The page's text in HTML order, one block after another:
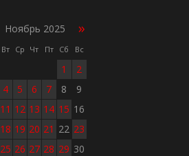
Ноябрь 2025 »
Вт Ср Чт Пт Сб Вс
1
2
4 5 6 7 8
9
11 12 13 14 15 16
18 19 20 21 22 23
25 26 27 28 29 30